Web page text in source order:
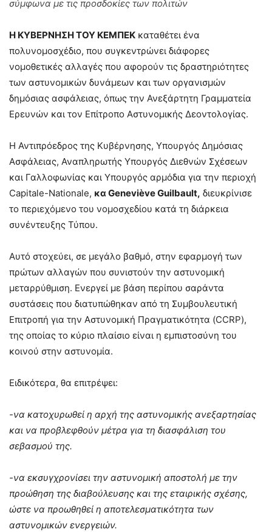
σύμφωνα με τις προσδοκίες των πολιτών
Η ΚΥΒΕΡΝΗΣΗ ΤΟΥ ΚΕΜΠΕΚ καταθέτει ένα
πολυνομοσχέδιο, που συγκεντρώνει διάφορες
νομοθετικές αλλαγές που αφορούν τις δραστηριότητες
των αστυνομικών δυνάμεων και των οργανισμών
δημόσιας ασφάλειας, όπως την Ανεξάρτητη Γραμματεία
Ερευνών και τον Επίτροπο Αστυνομικής Δεοντολογίας.
Η Αντιπρόεδρος της Κυβέρνησης, Υπουργός Δημόσιας
Ασφάλειας, Αναπληρωτής Υπουργός Διεθνών Σχέσεων
και Γαλλοφωνίας και Υπουργός αρμόδια για την περιοχή
Capitale-Nationale, κα Geneviève Guilbault, διευκρίνισε
το περιεχόμενο του νομοσχεδίου κατά τη διάρκεια
συνέντευξης Τύπου.
Αυτό στοχεύει, σε μεγάλο βαθμό, στην εφαρμογή των
πρώτων αλλαγών που συνιστούν την αστυνομική
μεταρρύθμιση. Ενεργεί με βάση περίπου σαράντα
συστάσεις που διατυπώθηκαν από τη Συμβουλευτική
Επιτροπή για την Αστυνομική Πραγματικότητα (CCRP),
της οποίας το κύριο πλαίσιο είναι η εμπιστοσύνη του
κοινού στην αστυνομία.
Ειδικότερα, θα επιτρέψει:
-να κατοχυρωθεί η αρχή της αστυνομικής ανεξαρτησίας
και να προβλεφθούν μέτρα για τη διασφάλιση του
σεβασμού της.
-να εκσυγχρονίσει την αστυνομική αποστολή με την
προώθηση της διαβούλευσης και της εταιρικής σχέσης,
ώστε να προωθηθεί η αποτελεσματικότητα των
αστυνομικών ενεργειών.